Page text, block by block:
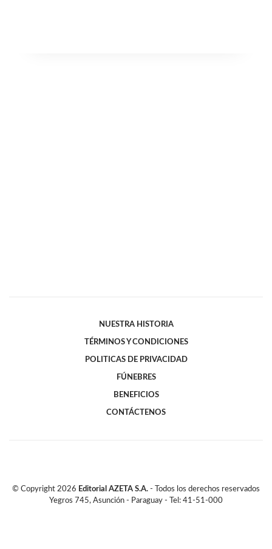
NUESTRA HISTORIA
TÉRMINOS Y CONDICIONES
POLITICAS DE PRIVACIDAD
FÚNEBRES
BENEFICIOS
CONTÁCTENOS
© Copyright 2026 Editorial AZETA S.A. - Todos los derechos reservados
Yegros 745, Asunción - Paraguay - Tel: 41-51-000